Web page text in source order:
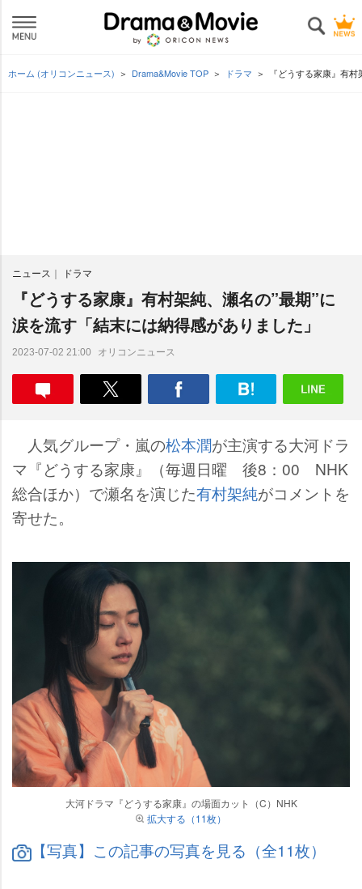
ホーム (オリコンニュース) Drama&Movie TOP ドラマ 『どうする家康』有
ニュース ドラマ
『どうする家康』有村架純、瀬名の”最期”に
涙を流す「結末には納得感がありました」
2023-07-02 21:00 オリコンニュース
人気グループ・嵐の松本潤が主演する大河ドラ
マ『どうする家康』（毎週日曜 後8：00 NHK
総合ほか）で瀬名を演じた有村架純がコメントを
寄せた。
大河ドラマ『どうする家康』の場面カット（C）NHK
拡大する（11枚）
【写真】この記事の写真を見る（全11枚）